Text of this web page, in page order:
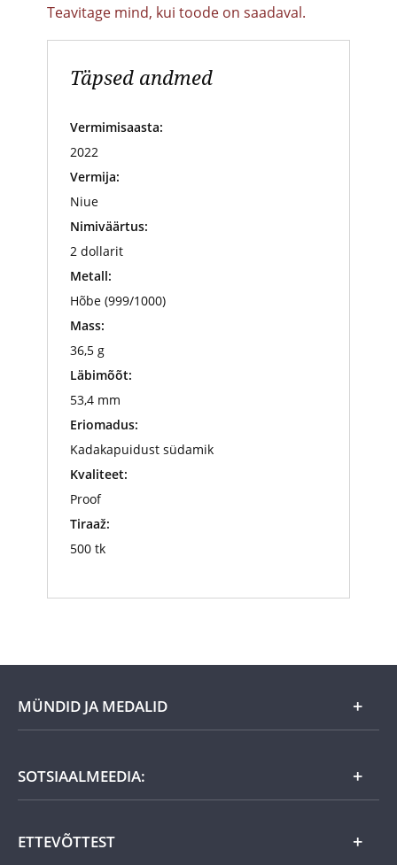
Teavitage mind, kui toode on saadaval.
Täpsed andmed
Vermimisaasta:
2022
Vermija:
Niue
Nimiväärtus:
2 dollarit
Metall:
Hõbe (999/1000)
Mass:
36,5 g
Läbimõõt:
53,4 mm
Eriomadus:
Kadakapuidust südamik
Kvaliteet:
Proof
Tiraaž:
500 tk
MÜNDID JA MEDALID
Kuu eripakkumine
Kingiideed
Eesti tooted
SOTSIAALMEEDIA:
ETTEVÕTTEST